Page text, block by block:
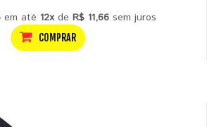
em até 12xde R$ 11,66 sem juros
COMPRAR